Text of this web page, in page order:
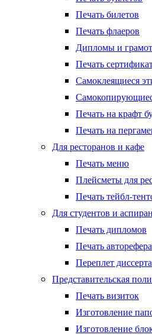
Печать билетов
Печать флаеров
Дипломы и
Печать
Самоклеящиеся
Печать на крафт
Печать на
Для ресторанов и кафе
Печать меню
Плейсметы для
Печать тейбл-
Для студентов и
Печать дипломов
Печать
Переплет
Представительская
Печать визиток
Изготовление
Изготовление